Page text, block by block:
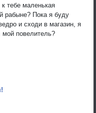
тебе маленькая
рабыне? Пока я буду
и сходи в магазин, я
мой повелитель?